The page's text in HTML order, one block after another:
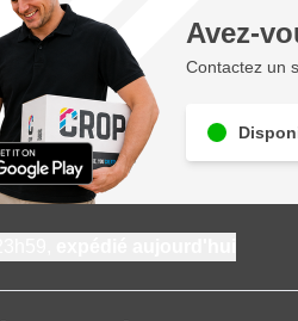
sur les cassettes
puissant refroidit la cassette et
Avez-
Contactez un